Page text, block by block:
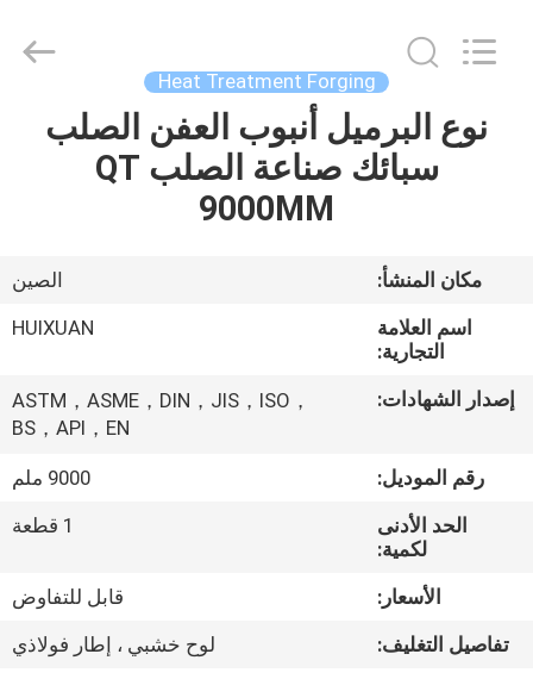
الصفحة
الرئيسية
أشرطة
المعمل
ENERGY
EQUIPMENT
Reserved.
Heat Treatment Forging
نوع البرميل أنبوب العفن الصلب
سبائك صناعة الصلب QT
9000MM
مكان المنشأ:
الصين
اسم العلامة
التجارية:
HUIXUAN
إصدار الشهادات:
ASTM，ASME，DIN，JIS，ISO，
BS，API，EN
رقم الموديل:
9000 ملم
الحد الأدنى
لكمية:
1 قطعة
الأسعار:
قابل للتفاوض
تفاصيل التغليف:
لوح خشبي ، إطار فولاذي